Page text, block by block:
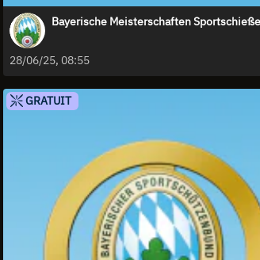
Bayerische Meisterschaften
28/06/25, 08:55
GRATUIT